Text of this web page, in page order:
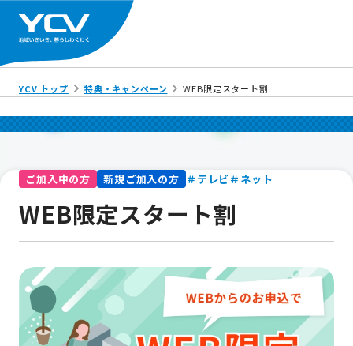
YCV トップ 特典・キャンペーン WEB限定スタート割
ご加入中の方 新規ご加入の方 ＃テレビ ＃ネット
WEB限定スタート割